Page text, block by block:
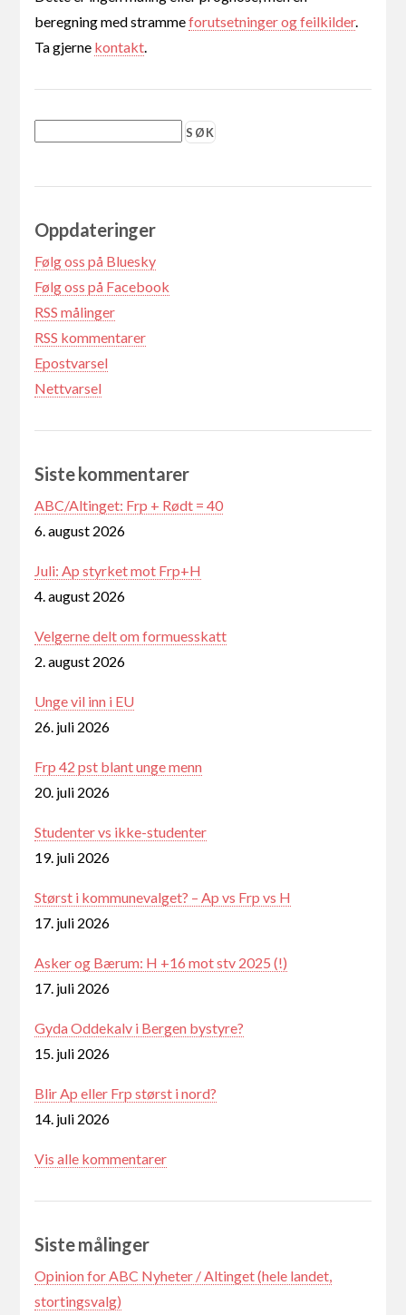
beregning med strammeforutsetninger og feilkilder.
Ta gjerne kontakt
Oppdateringer
Følg oss på Bluesky
Følg oss på Facebook
RSS målinger
RSS kommentarer
Epostvarsel
Nettvarsel
Siste kommentarer
ABC/Altinget: Frp + Rødt = 40
6. august 2026
Juli: Ap styrket mot Frp+H
4. august 2026
Velgerne delt om formuesskatt
2. august 2026
Unge vil inn i EU
26. juli 2026
Frp 42 pst blant unge menn
20. juli 2026
Studenter vs ikke-studenter
19. juli 2026
Størst i kommunevalget? – Ap vs Frp vs H
17. juli 2026
Asker og Bærum: H +16 mot stv 2025 (!)
17. juli 2026
Gyda Oddekalv i Bergen bystyre?
15. juli 2026
Blir Ap eller Frp størst i nord?
14. juli 2026
Vis alle kommentarer
Siste målinger
Opinion for ABC Nyheter / Altinget (hele landet,
stortingsvalg)